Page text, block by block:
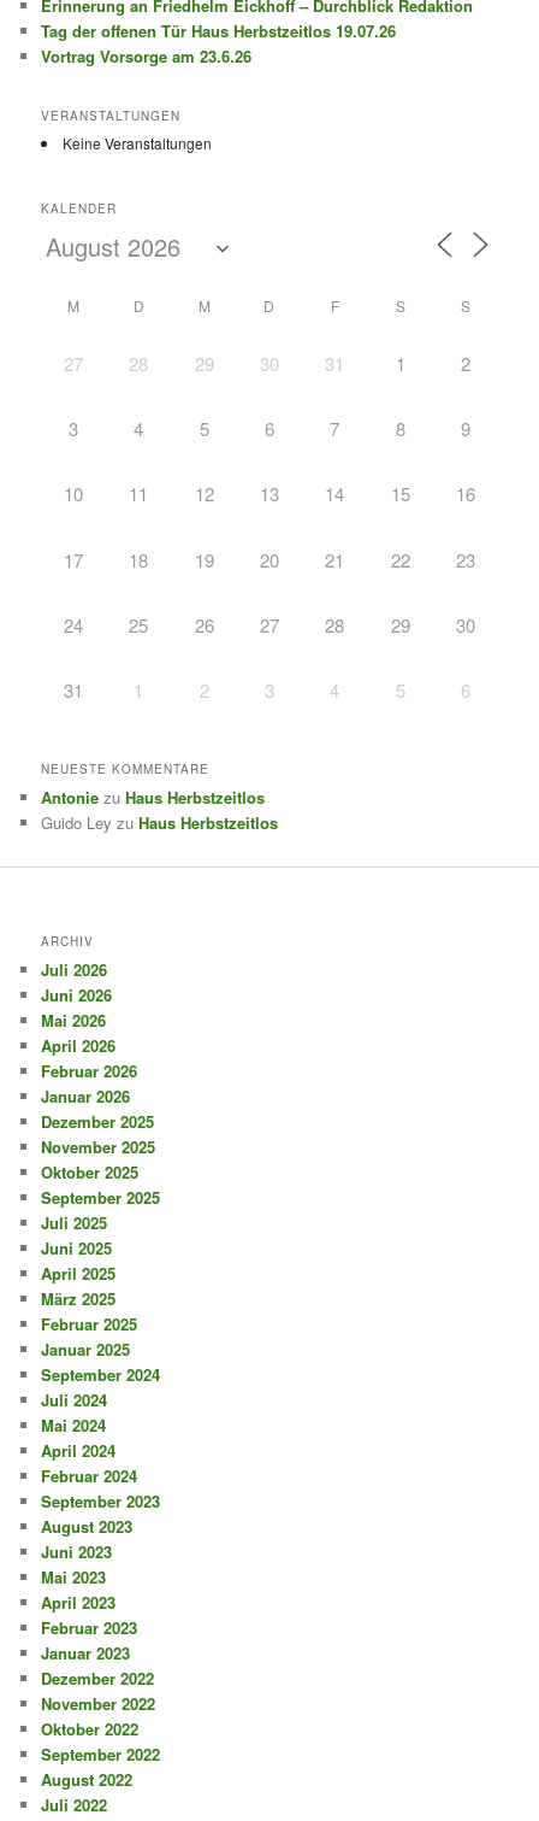
Erinnerung an Friedhelm Eickhoff – Durchblick Redaktion
Tag der offenen Tür Haus Herbstzeitlos 19.07.26
Vortrag Vorsorge am 23.6.26
VERANSTALTUNGEN
Keine Veranstaltungen
KALENDER
M D M D F S S
27 28 29 30 31 1 2
3 4 5 6 7 8 9
10 11 12 13 14 15 16
17 18 19 20 21 22 23
24 25 26 27 28 29 30
31 1 2 3 4 5 6
NEUESTE KOMMENTARE
Antonie zuHaus Herbstzeitlos
Guido Ley zuHaus Herbstzeitlos
ARCHIV
Juli 2026
Juni 2026
Mai 2026
April 2026
Februar 2026
Januar 2026
Dezember 2025
November 2025
Oktober 2025
September 2025
Juli 2025
Juni 2025
April 2025
März 2025
Februar 2025
Januar 2025
September 2024
Juli 2024
Mai 2024
April 2024
Februar 2024
September 2023
August 2023
Juni 2023
Mai 2023
April 2023
Februar 2023
Januar 2023
Dezember 2022
November 2022
Oktober 2022
September 2022
August 2022
Juli 2022